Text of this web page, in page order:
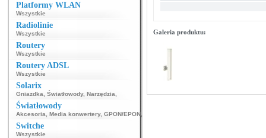
Platformy WLAN
Wszystkie
Radiolinie
Wszystkie
Routery
Wszystkie
Routery ADSL
Wszystkie
Solarix
Gniazdka Światłowody, Narzędzia
Światłowody
Akcesoria Media konwertery, GPON/EPON
Switche
Wszystkie
Galeria produktu: